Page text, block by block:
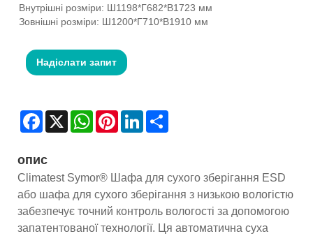
Внутрішні розміри: Ш1198*Г682*В1723 мм
Зовнішні розміри: Ш1200*Г710*В1910 мм
Надіслати запит
Facebook
X WhatsAppPinterestLinkedIn
опис
Climatest Symor® Шафа для сухого зберігання ESD
або шафа для сухого зберігання з низькою вологістю
забезпечує точний контроль вологості за допомогою
запатентованої технології. Ця автоматична суха